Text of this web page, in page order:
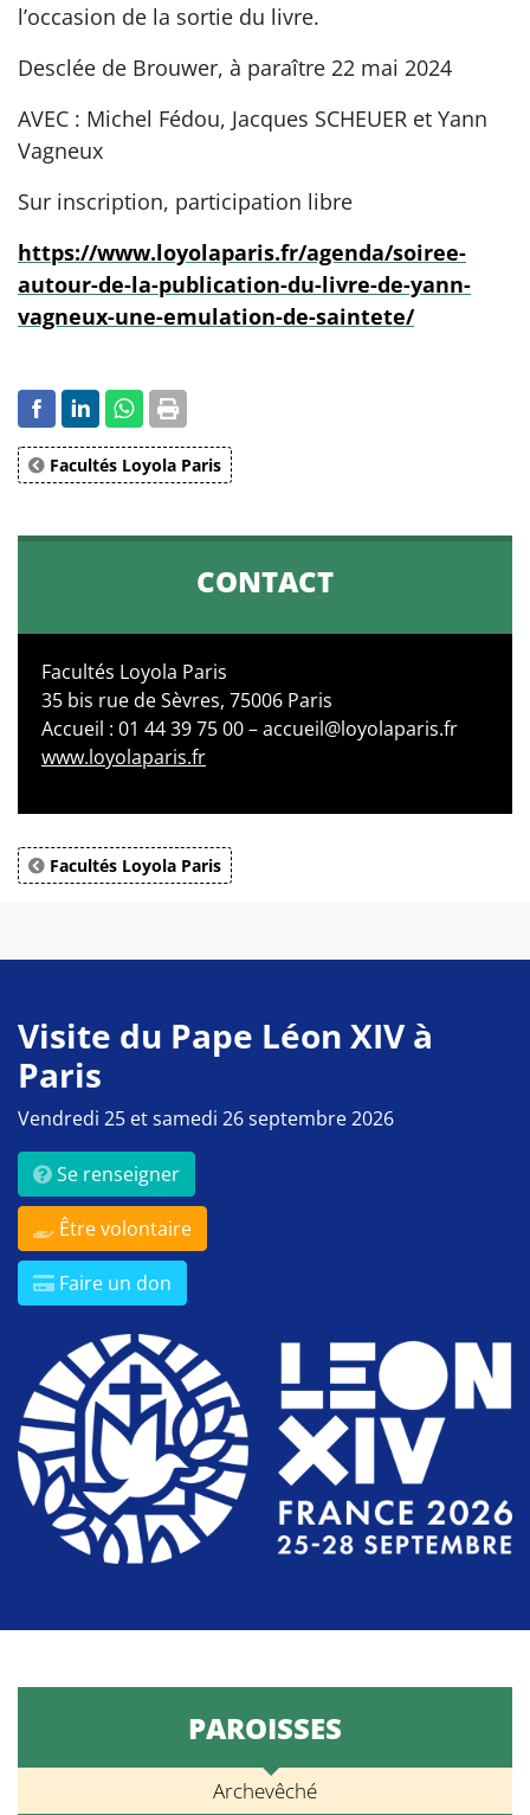
l’occasion de la sortie du livre.
Desclée de Brouwer, à paraître 22 mai 2024
AVEC : Michel Fédou, Jacques SCHEUER et Yann
Vagneux
Sur inscription, participation libre
https://www.loyolaparis.fr/agenda/soiree-
autour-de-la-publication-du-livre-de-yann-
vagneux-une-emulation-de-saintete/
Facultés Loyola Paris
CONTACT
Facultés Loyola Paris
35 bis rue de Sèvres, 75006 Paris
Accueil : 01 44 39 75 00 – accueil@loyolaparis.fr
www.loyolaparis.fr
Facultés Loyola Paris
Visite du Pape Léon XIV à
Paris
Vendredi 25 et samedi 26 septembre 2026
Se renseigner
Être volontaire
Faire un don
PAROISSES
Archevêché